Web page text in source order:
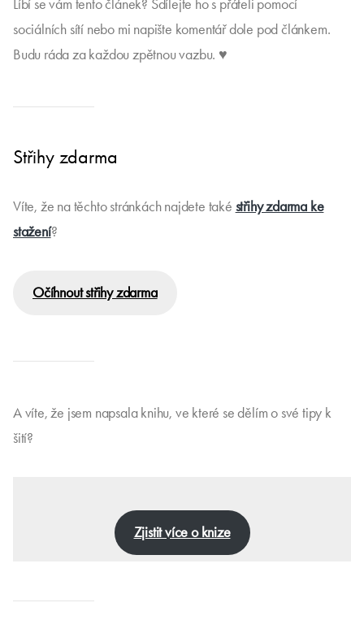
Líbí se vám tento článek? Sdílejte ho s přáteli pomocí
sociálních sítí nebo mi napište komentář dole pod článkem.
Budu ráda za každou zpětnou vazbu. ♥
Střihy zdarma
Víte, že na těchto stránkách najdete také střihy zdarma ke
stažení?
Očíhnout střihy zdarma
A víte, že jsem napsala knihu, ve které se dělím o své tipy k
šití?
Zjistit více o knize